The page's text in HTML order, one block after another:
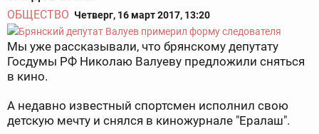
ОБЩЕСТВО Четверг, 16 март 2017, 13:20
Мы уже рассказывали, что брянскому депутату
Госдумы РФ Николаю Валуеву предложили сняться
в кино.
А недавно известный спортсмен исполнил свою
детскую мечту и снялся в киножурнале "Ералаш".